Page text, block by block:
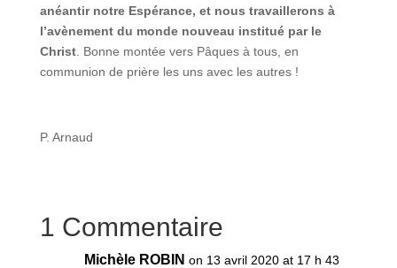
anéantir notre Espérance, et nous travaillerons à
l’avènement du monde nouveau institué par le
Christ. Bonne montée vers Pâques à tous, en
communion de prière les uns avec les autres !
P. Arnaud
1 Commentaire
Michèle ROBIN on 13 avril 2020 at 17 h 43